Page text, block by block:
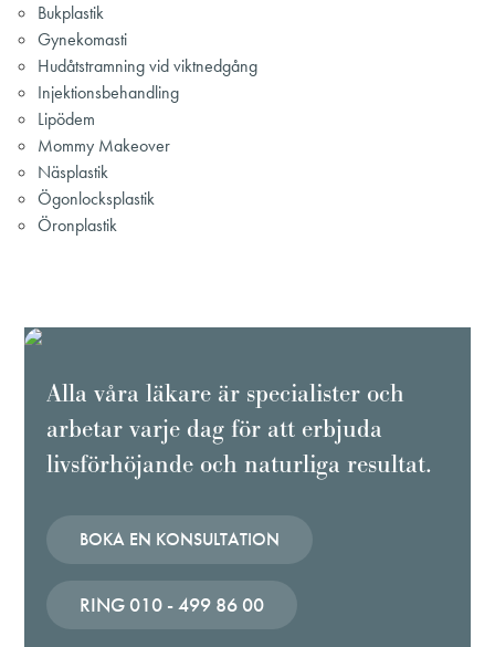
Bukplastik
Gynekomasti
Hudåtstramning vid viktnedgång
Injektionsbehandling
Lipödem
Mommy Makeover
Näsplastik
Ögonlocksplastik
Öronplastik
Alla våra läkare är specialister och
arbetar varje dag för att erbjuda
livsförhöjande och naturliga resultat.
BOKA EN KONSULTATION
RING 010 - 499 86 00